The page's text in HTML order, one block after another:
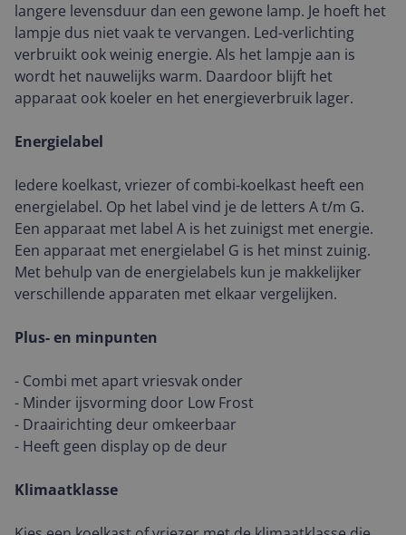
langere levensduur dan een gewone lamp. Je hoeft het
lampje dus niet vaak te vervangen. Led-verlichting
verbruikt ook weinig energie. Als het lampje aan is
wordt het nauwelijks warm. Daardoor blijft het
apparaat ook koeler en het energieverbruik lager.
Energielabel
Iedere koelkast, vriezer of combi-koelkast heeft een
energielabel. Op het label vind je de letters A t/m G.
Een apparaat met label A is het zuinigst met energie.
Een apparaat met energielabel G is het minst zuinig.
Met behulp van de energielabels kun je makkelijker
verschillende apparaten met elkaar vergelijken.
Plus- en minpunten
- Combi met apart vriesvak onder
- Minder ijsvorming door Low Frost
- Draairichting deur omkeerbaar
- Heeft geen display op de deur
Klimaatklasse